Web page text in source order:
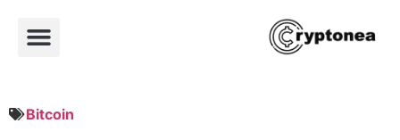
Bitcoin